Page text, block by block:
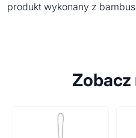
produkt wykonany z